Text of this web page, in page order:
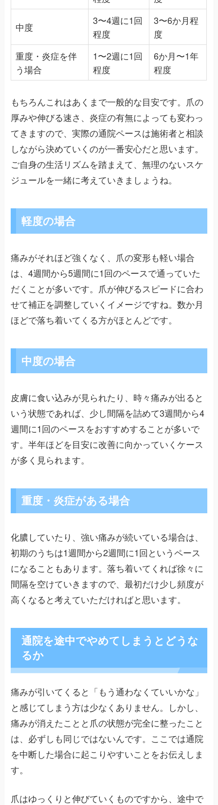
中度
3〜4週に1回
程度
3〜6か月程
度
重度・炎症を伴
う場合
1〜2週に1回
程度
6か月〜1年
程度
もちろんこれはあくまで一般的な目安です。爪の
厚みや伸びる速さ、炎症の有無によっても変わっ
てきますので、実際の通院ペースは施術者と相談
しながら決めていくのが一番安心だと思います。
ご自身の生活リズムを踏まえて、無理のないスケ
ジュールを一緒に考えていきましょうね。
軽度の場合
痛みがそれほど強くなく、爪の変形も軽い場合
は、4週間から5週間に1回のペースで通っていた
だくことが多いです。爪が伸びるスピードに合わ
せて補正を調整していくイメージですね。数か月
ほどで落ち着いてくる方がほとんどです。
中度の場合
皮膚に食い込みが見られたり、時々痛みが出ると
いう状態であれば、少し間隔を詰めて3週間から4
週間に1回のペースをおすすめすることが多いで
す。半年ほどを目安に改善に向かっていくケース
が多く見られます。
重度・炎症がある場合
化膿していたり、強い痛みが続いている場合は、
初期のうちは1週間から2週間に1回というペース
になることもあります。落ち着いてくれば徐々に
間隔を空けていきますので、最初だけ少し頻度が
高くなると考えていただければと思います。
通院を途中でやめてしまうとどうな
るか
痛みが引いてくると「もう通わなくていいかな」
と感じてしまう方は少なくありません。しかし、
痛みが消えたことと爪の状態が完全に整ったこと
は、必ずしも同じではないんです。ここでは通院
を中断した場合に起こりやすいことをお伝えしま
す。
爪はゆっくりと伸びていくものですから、途中で